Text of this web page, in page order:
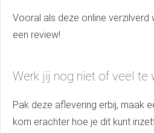
Vooral als deze online verzilverd
een review!
Werk jij nog niet of veel te
Pak deze aflevering erbij, maak
kom erachter hoe je dit kunt